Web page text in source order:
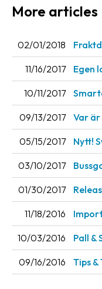
More articles
02/01/2018
11/16/2017 Egen
10/11/2017
09/13/2017 Var är
05/15/2017 Nytt!
03/10/2017
01/30/2017
11/18/2016
10/03/2016 Pall &
09/16/2016 Tips &